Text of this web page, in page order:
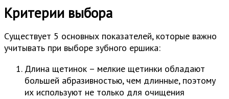
Критерии выбора
Существует 5 основных показателей, которые важно
учитывать при выборе зубного ершика:
Длина щетинок – мелкие щетинки обладают
большей абразивностью, чем длинные, поэтому
их используют не только для очищения